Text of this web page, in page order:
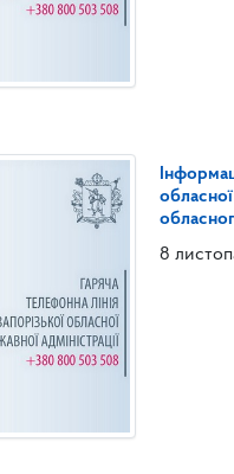
8